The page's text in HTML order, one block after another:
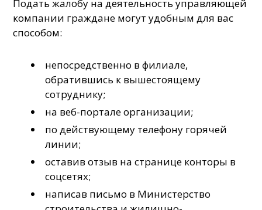
Подать жалобу на деятельность управляющей
компании граждане могут удобным для вас
способом:
непосредственно в филиале,
обратившись к вышестоящему
сотруднику;
на веб-портале организации;
по действующему телефону горячей
линии;
оставив отзыв на странице конторы в
соцсетях;
написав письмо в Министерство